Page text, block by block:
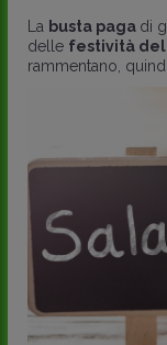
La busta paga di
delle festività del
rammentano,